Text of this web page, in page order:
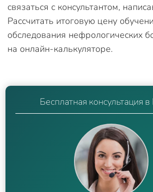
связаться с консультантом,
Рассчитать итоговую цену
обследования нефрологических
на онлайн-калькуляторе.
Бесплатная консультация